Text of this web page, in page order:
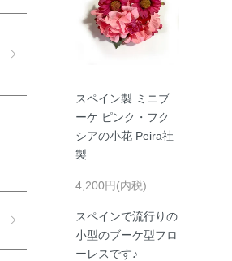
スペイン製 ミニブ
ーケ ピンク・フク
シアの小花 Peira社
製
4,200円(内税)
スペインで流行りの
小型のブーケ型フロ
ーレスです♪